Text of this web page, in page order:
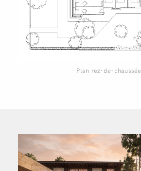
Plan rez-de-chaussée